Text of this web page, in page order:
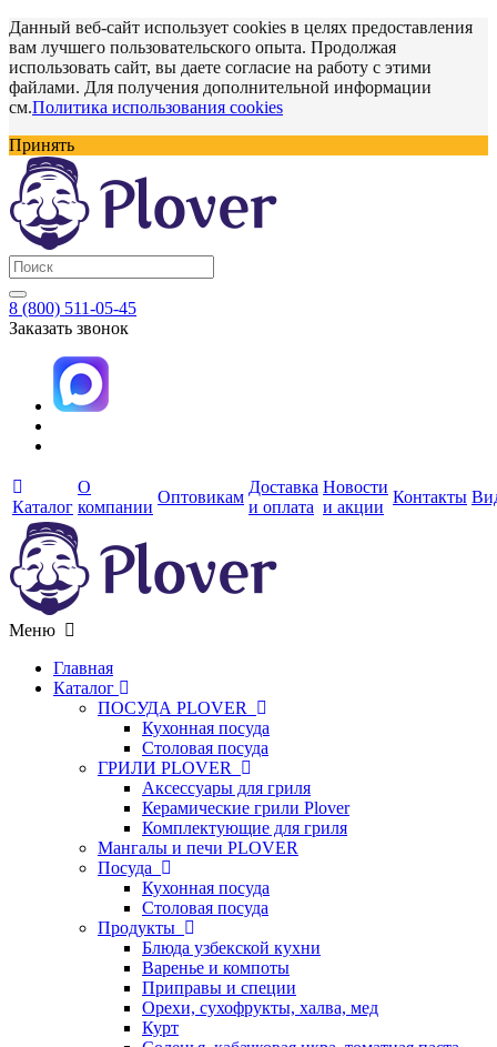
Данный веб-сайт использует cookies в целях предоставления
вам лучшего пользовательского опыта. Продолжая
использовать сайт, вы даете согласие на работу с этими
файлами. Для получения дополнительной информации
см.Политика использования cookies
Принять
8 (800) 511-05-45
Заказать звонок
Каталог
О
компании
Оптовикам
Доставка
и оплата
Новости
и акции
Контакты
Меню
Главная
Каталог
ПОСУДА PLOVER
Кухонная посуда
Столовая посуда
ГРИЛИ PLOVER
Аксессуары для гриля
Керамические грили Plover
Комплектующие для гриля
Мангалы и печи PLOVER
Посуда
Кухонная посуда
Столовая посуда
Продукты
Блюда узбекской кухни
Варенье и компоты
Приправы и специи
Орехи, сухофрукты, халва, мед
Курт